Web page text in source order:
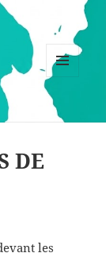
MENU
WIDGETS
DE
les